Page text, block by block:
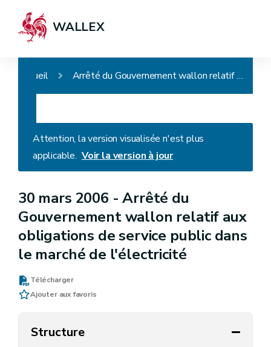
WALLEX
Accueil Arrêté du Gouvernement wallon relatif aux obligations de service public dans le marché de l'électricité
Attention, la version visualisée n'est plus
applicable. Voir la version à jour
30 mars 2006 -Arrêté du
Gouvernement wallon relatif aux
obligations de service public dans
le marché de l'électricité
Télécharger
Ajouter aux favoris
Structure